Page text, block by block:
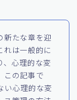
新たな章を迎
れは一般的に
、心理的な変
この記事で
い心理的な変